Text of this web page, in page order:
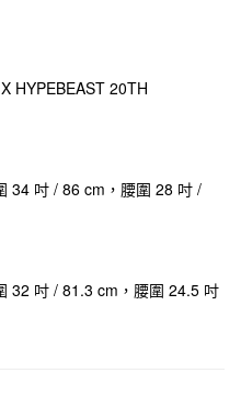
HYPEBEAST 20TH
34 吋 / 86 cm，腰圍 28 吋 /
32 吋 / 81.3 cm，腰圍 24.5 吋